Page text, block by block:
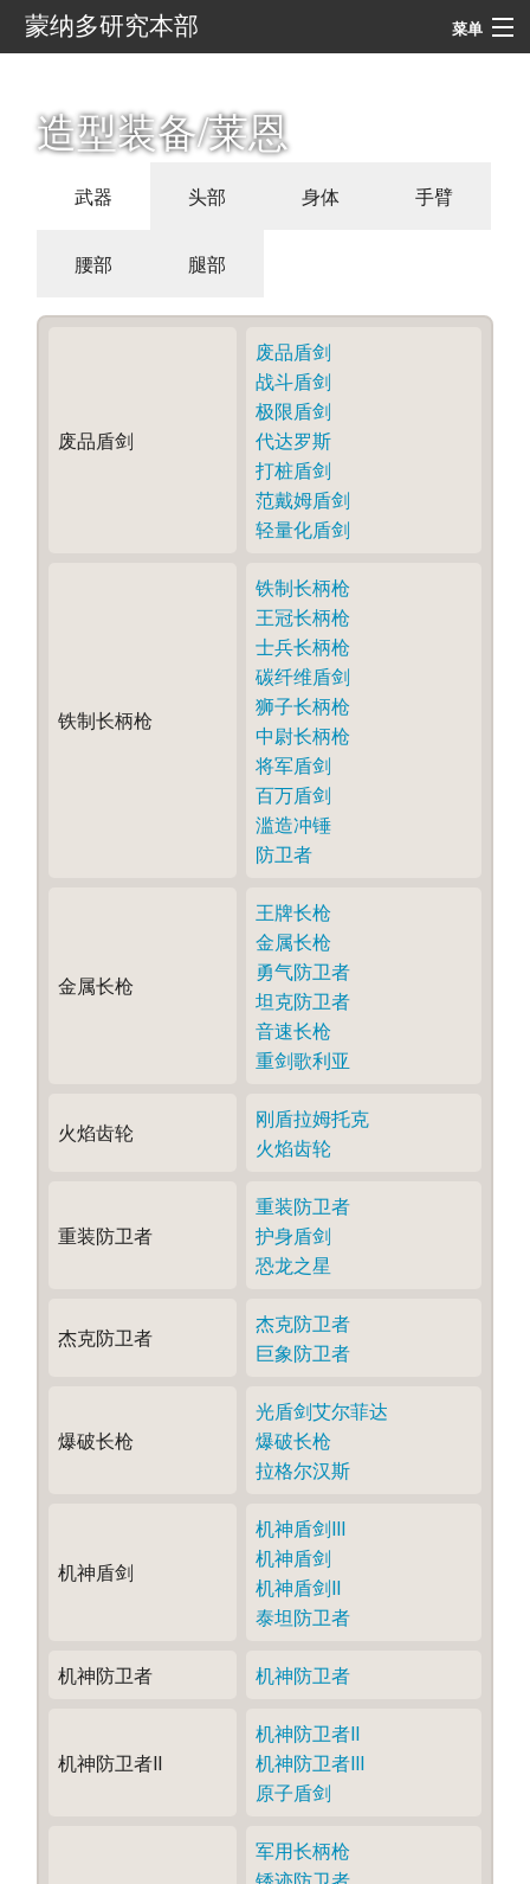
蒙纳多研究本部 菜单
搜索
造型装备/莱恩
武器 头部 身体 手臂
腰部 腿部
废品盾剑
废品盾剑
战斗盾剑
极限盾剑
代达罗斯
打桩盾剑
范戴姆盾剑
轻量化盾剑
铁制长柄枪
铁制长柄枪
王冠长柄枪
士兵长柄枪
碳纤维盾剑
狮子长柄枪
中尉长柄枪
将军盾剑
百万盾剑
滥造冲锤
防卫者
金属长枪
王牌长枪
金属长枪
勇气防卫者
坦克防卫者
音速长枪
重剑歌利亚
火焰齿轮
刚盾拉姆托克
火焰齿轮
重装防卫者
重装防卫者
护身盾剑
恐龙之星
杰克防卫者
杰克防卫者
巨象防卫者
爆破长枪
光盾剑艾尔菲达
爆破长枪
拉格尔汉斯
机神盾剑
机神盾剑Ⅲ
机神盾剑
机神盾剑Ⅱ
泰坦防卫者
机神防卫者 机神防卫者
机神防卫者Ⅱ
机神防卫者Ⅱ
机神防卫者Ⅲ
原子盾剑
军用长柄枪